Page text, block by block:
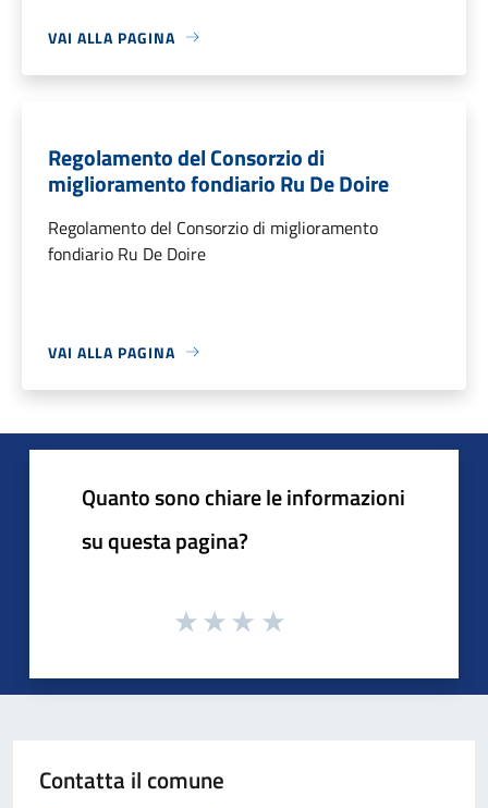
VAI ALLA PAGINA
Regolamento del Consorzio di
miglioramento fondiario Ru De Doire
Regolamento del Consorzio di miglioramento
fondiario Ru De Doire
VAI ALLA PAGINA
Quanto sono chiare le informazioni
su questa pagina?
Contatta il comune